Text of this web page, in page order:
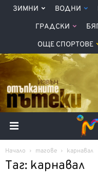
ЗИМНИ ВОДНИ
ГРАДСКИ
ОЩЕ СПОРТОВЕ
Начало тагове карнавал
Таг: карнавал